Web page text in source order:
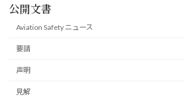
公開文書
Aviation Safety ニュース
要請
声明
見解